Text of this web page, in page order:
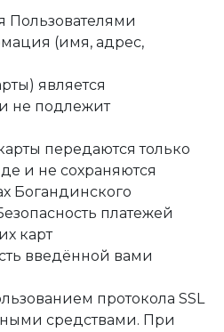
Пользователями
(имя, адрес,
является
не подлежит
передаются только
и не сохраняются
Богандинского
платежей
карт
введённой вами
протокола SSL
средствами. При